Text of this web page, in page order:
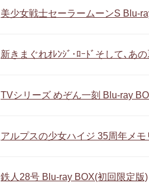
美少女戦士セーラームーンS Blu-
新きまぐれｵﾚﾝｼﾞ･ﾛｰﾄﾞそして､あ
TVシリーズ めぞん一刻 Blu-ray
アルプスの少女ハイジ 35周年メ
鉄人28号 Blu-ray BOX(初回限定版)